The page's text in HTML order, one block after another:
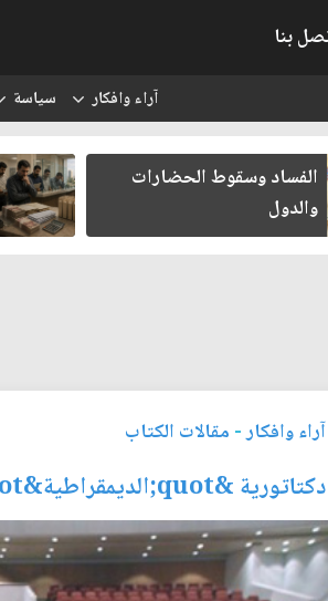
بنا
آراء وافكار سياسة
الفساد وسقوط الحضارات
والدول
آراء وافكار- مقالات الكتاب
دكتاتورية &quot;الديمقراطية&quot;